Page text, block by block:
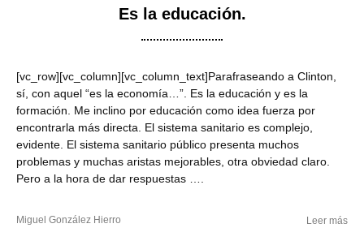
Es la educación.
[vc_row][vc_column][vc_column_text]Parafraseando a Clinton,
sí, con aquel “es la economía…”. Es la educación y es la
formación. Me inclino por educación como idea fuerza por
encontrarla más directa. El sistema sanitario es complejo,
evidente. El sistema sanitario público presenta muchos
problemas y muchas aristas mejorables, otra obviedad claro.
Pero a la hora de dar respuestas ….
Miguel González Hierro
Leer más